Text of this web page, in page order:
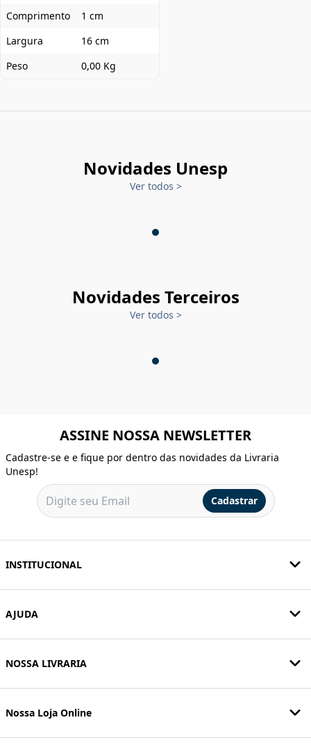
Comprimento
1 cm
Largura
16 cm
Peso
0,00 Kg
Novidades Unesp
Ver todos >
Novidades Terceiros
Ver todos >
ASSINE NOSSA NEWSLETTER
Cadastre-se e e fique por dentro das novidades da Livraria
Unesp!
Cadastrar
INSTITUCIONAL
AJUDA
NOSSA LIVRARIA
Nossa Loja Online